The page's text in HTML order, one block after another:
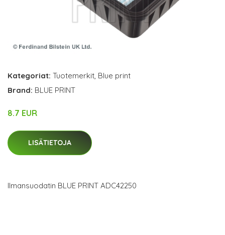
Kategoriat: Tuotemerkit, Blue print
Brand: BLUE PRINT
8.7 EUR
LISÄTIETOJA
Ilmansuodatin BLUE PRINT ADC42250